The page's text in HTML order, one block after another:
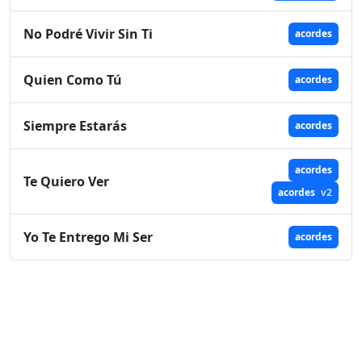
No Podré Vivir Sin Ti acordes
Quien Como Tú acordes
Siempre Estarás acordes
Te Quiero Ver
acordes
acordes v2
Yo Te Entrego Mi Ser acordes